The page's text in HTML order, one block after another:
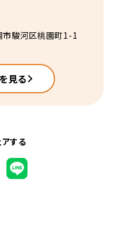
駿河区桃園町1-1
見る
する